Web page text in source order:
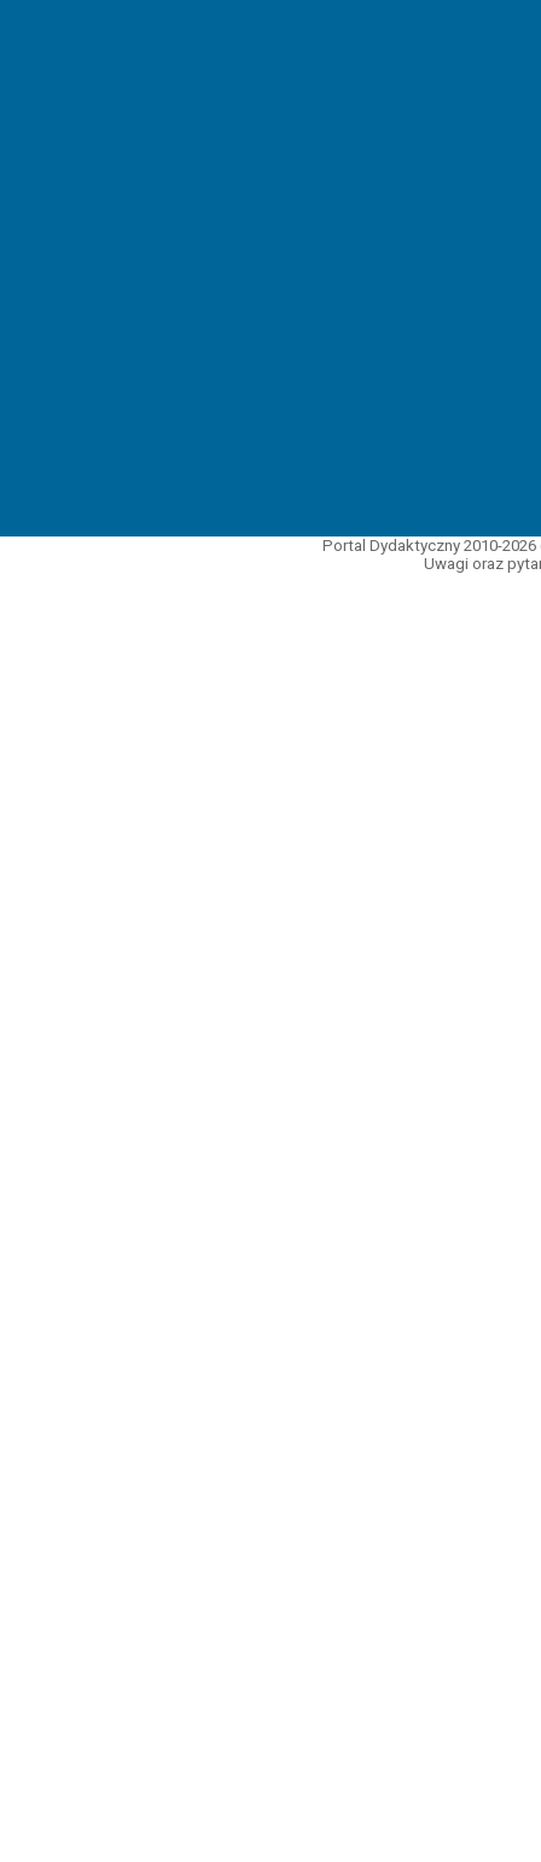
Portal Dydaktyczny 2010-
Uwagi oraz